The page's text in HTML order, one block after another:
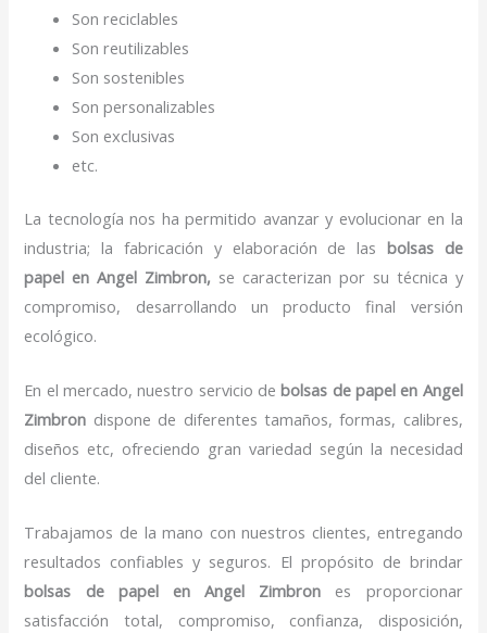
Son reciclables
Son reutilizables
Son sostenibles
Son personalizables
Son exclusivas
etc.
La tecnología nos ha permitido avanzar y evolucionar en la
industria; la fabricación y elaboración de las bolsas de
papel en Angel Zimbron, se caracterizan por su técnica y
compromiso, desarrollando un producto final versión
ecológico.
En el mercado, nuestro servicio debolsas de papel en Angel
Zimbron dispone de diferentes tamaños, formas, calibres,
diseños etc, ofreciendo gran variedad según la necesidad
del cliente.
Trabajamos de la mano con nuestros clientes, entregando
resultados confiables y seguros. El propósito de brindar
bolsas de papel en Angel Zimbron es proporcionar
satisfacción total, compromiso, confianza, disposición,